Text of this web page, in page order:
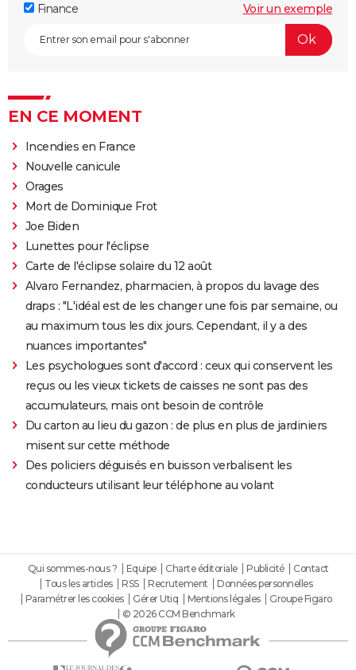
Finance Voir un exemple
EN CE MOMENT
Incendies en France
Nouvelle canicule
Orages
Mort de Dominique Frot
Joe Biden
Lunettes pour l'éclipse
Carte de l'éclipse solaire du 12 août
Alvaro Fernandez, pharmacien, à propos du lavage des
draps : "L'idéal est de les changer une fois par semaine, ou
au maximum tous les dix jours. Cependant, il y a des
nuances importantes"
Les psychologues sont d'accord : ceux qui conservent les
reçus ou les vieux tickets de caisses ne sont pas des
accumulateurs, mais ont besoin de contrôle
Du carton au lieu du gazon : de plus en plus de jardiniers
misent sur cette méthode
Des policiers déguisés en buisson verbalisent les
conducteurs utilisant leur téléphone au volant
Qui sommes-nous ? Equipe Charte éditoriale Publicité
Contact
Tous les articles
RSS Recrutement
Données personnelles
Paramétrer les cookies
Gérer Utiq Mentions légales
Groupe Figaro
© 2026 CCM Benchmark